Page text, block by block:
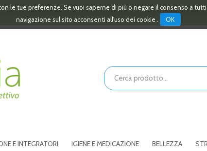
le tue preferenze. Se vuoi saperne di più o negare il consenso a
navigazione sul sito acconsenti all'uso dei cookie .
OK
Cerca
Prodotto
E INTEGRATORI IGIENE E MEDICAZIONE BELLEZZA